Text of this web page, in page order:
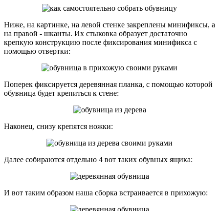
Ниже, на картинке, на левой стенке закреплены минификсы, а
на правой - шканты. Их стыковка образует достаточно
крепкую конструкцию после фиксирования минификса с
помощью отвертки:
Поперек фиксируется деревянная планка, с помощью которой
обувница будет крепиться к стене:
Наконец, снизу крепятся ножки:
Далее собираются отдельно 4 вот таких обувных ящика:
И вот таким образом наша сборка встраивается в прихожую: